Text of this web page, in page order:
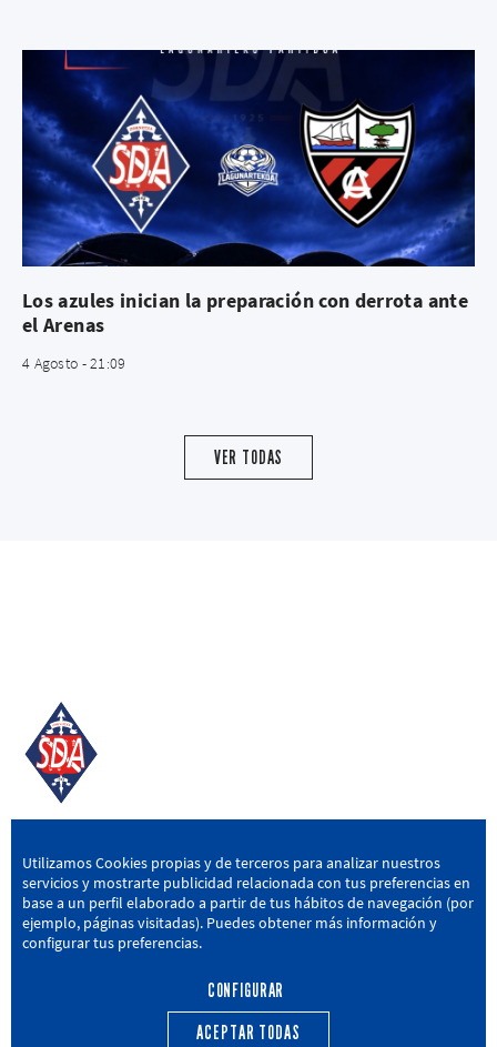
Los azules inician la preparación con derrota ante
el Arenas
4 Agosto - 21:09
VER TODAS
SD AMOREBIETA
San Miguel Kalea, 16, 48340 Amorebieta, Bizkaia
946 604 751 | sda@sdamorebieta.eus
Utilizamos Cookies propias y de terceros para analizar nuestros
servicios y mostrarte publicidad relacionada con tus preferencias en
base a un perfil elaborado a partir de tus hábitos de navegación (por
ejemplo, páginas visitadas). Puedes obtener más información y
configurar tus preferencias.
CONFIGURAR
ACEPTAR TODAS